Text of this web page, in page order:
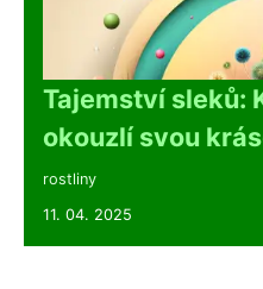
Tajemství sleků:
okouzlí svou
rostliny
11. 04. 2025